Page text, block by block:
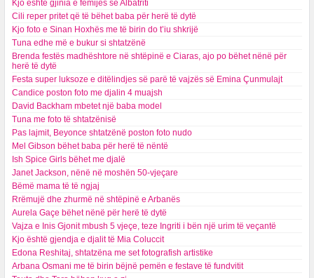
Kjo është gjinia e fëmijës së Albatriti
Cili reper pritet që të bëhet baba për herë të dytë
Kjo foto e Sinan Hoxhës me të birin do t’iu shkrijë
Tuna edhe më e bukur si shtatzënë
Brenda festës madhështore në shtëpinë e Ciaras, ajo po bëhet nënë për
herë të dytë
Festa super luksoze e ditëlindjes së parë të vajzës së Emina Çunmulajt
Candice poston foto me djalin 4 muajsh
David Backham mbetet një baba model
Tuna me foto të shtatzënisë
Pas lajmit, Beyonce shtatzënë poston foto nudo
Mel Gibson bëhet baba për herë të nëntë
Ish Spice Girls bëhet me djalë
Janet Jackson, nënë në moshën 50-vjeçare
Bëmë mama të të ngjaj
Rrëmujë dhe zhurmë në shtëpinë e Arbanës
Aurela Gaçe bëhet nënë për herë të dytë
Vajza e Inis Gjonit mbush 5 vjeçe, teze Ingriti i bën një urim të veçantë
Kjo është gjendja e djalit të Mia Coluccit
Edona Reshitaj, shtatzëna me set fotografish artistike
Arbana Osmani me të birin bëjnë pemën e festave të fundvitit